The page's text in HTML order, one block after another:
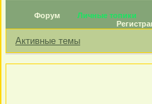
Форум Личные топики
Активные темы